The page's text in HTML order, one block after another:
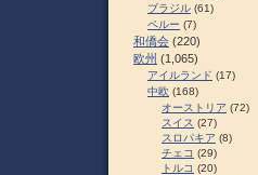
ブラジル (61)
ペルー (7)
和僑会 (220)
欧州 (1,065)
アイルランド (17)
中欧 (168)
オーストリア (72)
スイス (27)
スロパキア (8)
チェコ (29)
トルコ (20)